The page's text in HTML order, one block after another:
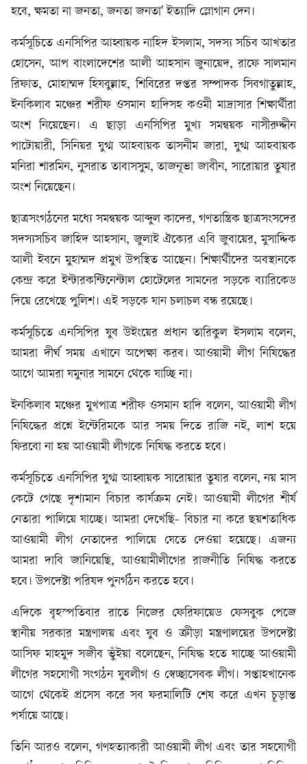
হবে, ক্ষমতা না জনতা, জনতা জনতা' ইত্যাদি স্লোগান দেন।
কর্মসূচিতে এনসিপির আহ্বায়ক নাহিদ ইসলাম, সদস্য সচিব আখতার
হোসেন, আপ বাংলাদেশের আলী আহসান জুনায়েদ, রাফে সালমান
রিফাত, মোহাম্মদ হিযবুল্লাহ, শিবিরের দপ্তর সম্পাদক সিবগাতুল্লাহ,
ইনকিলাব মঞ্চের শরীফ ওসমান হাদিসহ কওমী মাদ্রাসার শিক্ষার্থীরা
অংশ নিয়েছেন। এ ছাড়া এনসিপির মুখ্য সমন্বয়ক নাসীরুদ্দীন
পাটোয়ারী, সিনিয়র যুগ্ম আহবায়ক তাসনীম জারা, যুগ্ম আহবায়ক
মনিরা শারমিন, নুসরাত তাবাসসুম, তাজনূভা জাবীন, সারোয়ার তুষার
অংশ নিয়েছেন।
ছাত্রসংগঠনের মধ্যে সমন্বয়ক আব্দুল কাদের, গণতান্ত্রিক ছাত্রসংসদের
সদস্যসচিব জাহিদ আহসান, জুলাই ঐক্যের এবি জুবায়ের, মুসাদ্দিক
আলী ইবনে মুহাম্মদ প্রমুখ উপস্থিত আছেন। শিক্ষার্থীদের অবস্থানকে
কেন্দ্র করে ইন্টারকন্টিনেন্টাল হোটেলের সামনের সড়কে ব্যারিকেড
দিয়ে রেখেছে পুলিশ। এই সড়কে যান চলাচল বন্ধ রয়েছে।
কর্মসূচিতে এনসিপির যুব উইংয়ের প্রধান তারিকুল ইসলাম বলেন,
আমরা দীর্ঘ সময় এখানে অপেক্ষা করব। আওয়ামী লীগ নিষিদ্ধের
আগে আমরা যমুনার সামনে থেকে যাচ্ছি না।
ইনকিলাব মঞ্চের মুখপাত্র শরীফ ওসমান হাদি বলেন, আওয়ামী লীগ
নিষিদ্ধের প্রশ্নে ইন্টেরিমকে আর সময় দিতে রাজি নই, লাশ হয়ে
ফিরবো না হয় আওয়ামী লীগকে নিষিদ্ধ করতে হবে।
কর্মসূচিতে এনসিপির যুগ্ম আহ্বায়ক সারোয়ার তুষার বলেন, নয় মাস
কেটে গেছে দৃশ্যমান বিচার কার্যক্রম নেই। আওয়ামী লীগের শীর্ষ
নেতারা পালিয়ে যাচ্ছে। আমরা দেখেছি- বিচার না করে ছয়শতাধিক
আওয়ামী লীগ নেতাদের পালিয়ে যেতে দেওয়া হয়েছে। এজন্য
আমরা দাবি জানিয়েছি, আওয়ামীলীগের রাজনীতি নিষিদ্ধ করতে
হবে। উপদেষ্টা পরিষদ পুনর্গঠন করতে হবে।
এদিকে বৃহস্পতিবার রাতে নিজের ফেরিফায়েড ফেসবুক পেজে
স্থানীয় সরকার মন্ত্রণালয় এবং যুব ও ক্রীড়া মন্ত্রণালয়ের উপদেষ্টা
আসিফ মাহমুদ সজীব ভুঁইয়া বলেছেন, নিষিদ্ধ হতে যাচ্ছে আওয়ামী
লীগের সহযোগী সংগঠন যুবলীগ ও স্বেচ্ছাসেবক লীগ। সপ্তাহখানেক
আগে থেকেই প্রসেস করে সব ফরমালিটি শেষ করে এখন চূড়ান্ত
পর্যায়ে আছে।
তিনি আরও বলেন, গণহত্যাকারী আওয়ামী লীগ এবং তার সহযোগী